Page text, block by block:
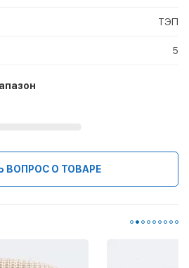
ТЭП
5
ВОПРОС О ТОВАРЕ